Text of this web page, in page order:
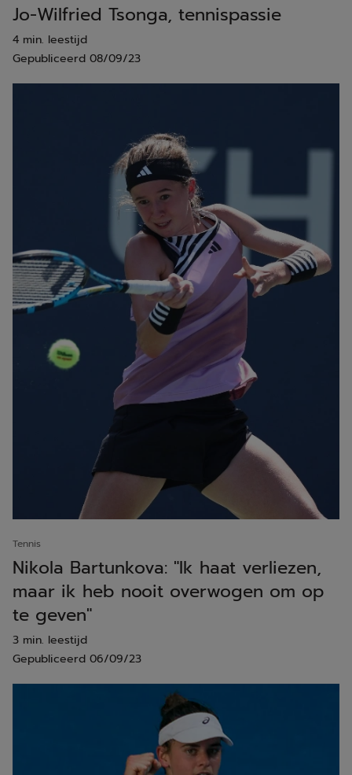
Jo-Wilfried Tsonga, tennispassie
4 min. leestijd
Gepubliceerd 08/09/23
Tennis
Nikola Bartunkova: "Ik haat verliezen,
maar ik heb nooit overwogen om op
te geven"
3 min. leestijd
Gepubliceerd 06/09/23